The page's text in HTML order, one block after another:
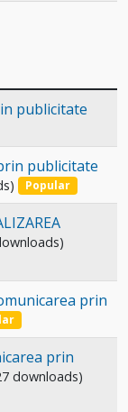
publicitate
publicitate
Popular
prin
prin
downloads)